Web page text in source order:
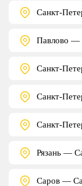
Санкт-
Павлово —
Санкт-
Санкт-
Санкт-
Рязань —
Саров —